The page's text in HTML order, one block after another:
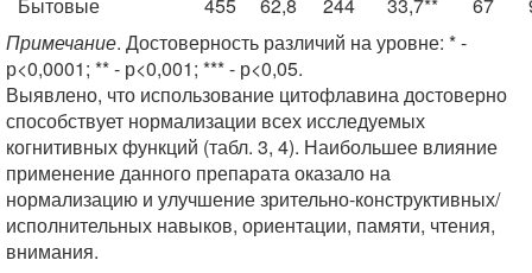
Примечание. Достоверность различий на уровне: * -
р<0,0001; ** - р<0,001; *** - р<0,05.
Выявлено, что использование цитофлавина достоверно
способствует нормализации всех исследуемых
когнитивных функций (табл. 3, 4). Наибольшее влияние
применение данного препарата оказало на
нормализацию и улучшение зрительно-конструктивных/
исполнительных навыков, ориентации, памяти, чтения,
внимания.